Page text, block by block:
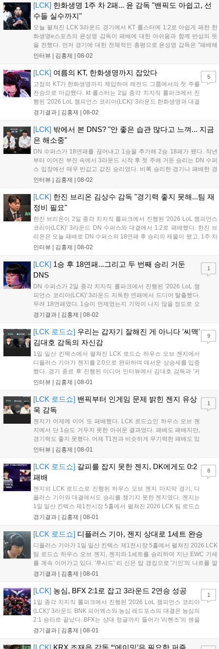
[LCK] 한화생명 1주 차 2패... 윤 감독 "밴픽도 아쉽고, 선
수들 실수까지"
오늘 펼쳐진 LCK 3라운드 경기에서 KT 롤스터에 1:2로 아쉽게 패한 한
화생명e스포츠의 윤성영 감독이 패배에 대한 아쉬움과 함께 반성의 뜻
을 전했다. 먼저 경기에 대한 전체적인 총평으로 윤성영 감독은 "패배해
서 아쉽지만, 부족한 부분을 잘 보완해 다음 경기에서는 반드시 승리하
소 아쉬...
인터뷰 | 김홍제 | 08-02
[LCK] 여름의 KT, 한화생명까지 잡았다
고점의 KT가 한화생명까지 제압하며 레전드 그룹에서의 첫 주를
전승으로 마감했다. kt 롤스터는 2일 종각 치지직 롤파크에서 진
행된 '2026 LoL 챔피언스 코리아(LCK)' 3라운드 한화생명과 대결
에서 2:1로 승리하며 상승세를 이어가게 됐다. kt 롤스터는 초반에
다. 그리고 KT는 탑에서...
경기결과 | 김홍제 | 08-02
5
[LCK] 밖에서 본 DNS? "안 좋은 습관 많다고 느껴... 지금
은 해소중"
DN 수퍼스가 18연패를 끊어내고 1승을 추가해 2승 18패가 됐다. 작년
부터 이어진 부진 속에서 3라운드 시작 후 첫 주에 거둔 승리는 DN 수퍼
스 입장에선 매우 반값고 값진 승리였다. 비록 승리한 경기나 패배한 경
기에서 여전히 아쉬운 점도 있었지만, 오랜만에 거둔 승리였기 때문에
다"고...
인터뷰 | 김홍제 | 08-02
[LCK] 한진 브리온 김상수 감독 "경기력 좋지 못해...팀 재
정비 필요"
한진 브리온이 2일 종각 치지직 롤파크에서 진행된 '2026 LoL 챔피언스
코리아(LCK)' 3라운드 DN 수퍼스와 대결에서 1:2로 패배했다. 한진 브
리온은 오늘 패배로 DN 수퍼스의 18연패 후 승리의 제물이 됐고, 1주 차
에 2패를 당하며 좋지 못한 출발을 알렸다. 이하 한진 브리온 김상수 감
인터뷰 | 김홍제 | 08-02
[LCK] 1승 후 18연패...그리고 두 번째 승리 거둔
DNS
DN 수퍼스가 2일 종각 치지직 롤파크에서 진행된 '2026 LoL 챔
피언스 코리아(LCK)' 3라운드 지독한 연패에서 드디어 탈출했다.
무려 18연패였다. 1승이 언제였는지 기억이 나지 않을 정도로 오
래전이 맛봤던 승리의 달콤함을 3라운드 시작 후 두 번째 경기만
기록했고, DNS는 미드 전...
경기결과 | 김홍제 | 08-02
1
[LCK 로드쇼] 우리는 갑자기 잘해진 게 아니다 '씨맥'
김대호 감독의 자신감
1일 일산 킨텍스에서 펼쳐진 LCK 로드쇼 하우스 오브 젠지에서
디플러스 기아가 젠지를 2:0으로 완파하며 매서운 상승세를 입증
했다. 경기 종료 후 진행된 미디어 인터뷰에서 김대호 감독과 '커
리어' 오형석은 승리 소감과 함께 최근 눈부신 경기력 향상의 비
우스 오브 젠지에서 2:0으로 승리한...
인터뷰 | 김홍제 | 08-01
9
[LCK 로드쇼] 밴픽부터 인게임 문제 밝힌 젠지 유상
욱 감독
젠지가 어제에 이어 또 패배했다. LCK 로드쇼인 하우스 오브 젠
지에서 단 1승도 거두지 못한 아쉬운 결과였다. 패배도 패배지만,
경기력도 좋지 못했다. 어제 T1전과 비슷하게 무기력한 패배도 있
었고, 팀적인 움직임이 많이 둔해보이며 평소 알던 젠지의 모습은
이다. Q. 오늘 경기에 대한 총평...
인터뷰 | 김홍제 | 08-01
1
[LCK 로드쇼] 갈피를 잡지 못한 젠지, DK에게도 0:2
패배
젠지의 LCK 로드쇼로 진행된 하우스 오브 젠지 마지막 경기, 디
플러스 기아와 대결에서도 승리를 챙기지 못한 젠지였다. 젠지는
1일 일산 킨텍스 제1전시장 5홀에서 펼쳐진 2026 LCK 팀 로드쇼
하우스 오브 젠지 디플러스 기아와 3라운드 경기에서 0:2로 완패
부터 바텀, 탑 모두 교전이...
경기결과 | 김홍제 | 08-01
8
[LCK 로드쇼] 디플러스 기아, 젠지 상대로 1세트 완승
디플러스 기아가 1일 일산 킨텍스 제1전시장 5홀에서 펼쳐진 2026 LCK
팀 로드쇼 하우스 오브 젠지, 젠지와 1세트를 승리하며 지난 EWC 기세
를 계속 이어가고 있다. '루시드' 리 신은 탑 갱킹으로 '기인'의 나르를 깔
끔하게 잡았다. 그리고 '캐니언'의 스카너가 바텀으로 향했을 때 리 신이
경기결과 | 김홍제 | 08-01
[LCK] 농심, BFX 2:1로 잡고 3라운드 2연승 성공
1일 종각 치지직 롤파크에서 진행된 '2026 LoL 챔피언스 코리아
(LCK)' 3라운드 BNK 피어엑스와 농심 레드포스의 대결은 농심의
2:1 승리로 끝났다. BFX는 상대 정글까지 들어가 '리헨즈'의 쉔을
잡고 먼저 첫 킬을 따냈다. '랩터'의 자르반은 탑으로 향해 '킹겐'의
만 농심이 자르반...
경기결과 | 김홍제 | 08-01
1
[LCK] KRX 조재읍 감독 “‘에이밍’은 필요한 퍼즐…